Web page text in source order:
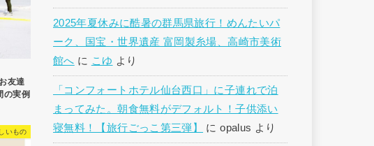
友達
の実例
いもの
2025年夏休みに酷暑の群馬県旅行！めんたいパ
ーク、国宝・世界遺産 富岡製糸場、高崎市美術
館へ に こゆ より
「コンフォートホテル仙台西口」に子連れで泊
まってみた。朝食無料がデフォルト！子供添い
寝無料！【旅行ごっこ第三弾】
にopalus より